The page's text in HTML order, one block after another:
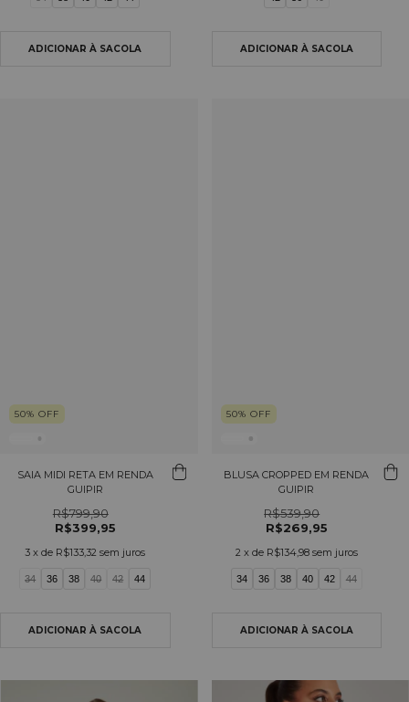
50% OFF
SAIA MIDI RETA EM RENDA
GUIPIR
R$799,90
R$399,95
3 x de R$133,32 sem juros
34 36 38 40 42 44
50% OFF
BLUSA CROPPED EM RENDA
GUIPIR
R$539,90
R$269,95
2 x de R$134,98 sem juros
34 36 38 40 42 44